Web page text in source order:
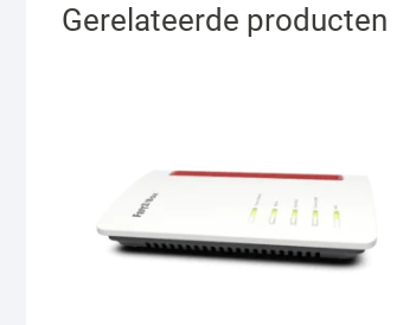
Gerelateerde producten